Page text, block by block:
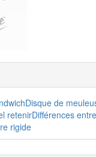
Disque de
retenirDifférences
rigide